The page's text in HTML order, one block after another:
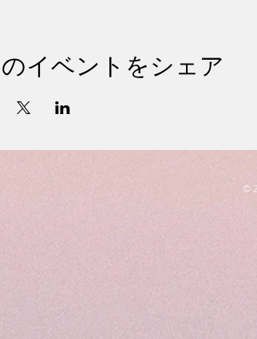
イベントをシェア
©